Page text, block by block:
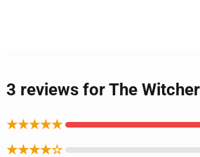
3 reviews for The
★★★★★
★★★★☆